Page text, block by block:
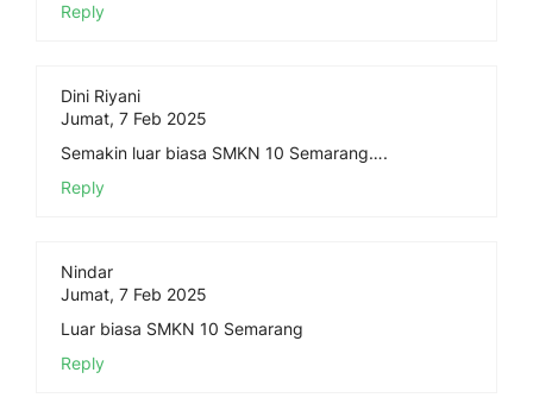
Reply
Dini Riyani
Jumat, 7 Feb 2025
Semakin luar biasa SMKN 10 Semarang….
Reply
Nindar
Jumat, 7 Feb 2025
Luar biasa SMKN 10 Semarang
Reply